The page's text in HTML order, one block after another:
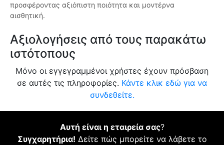
προσφέροντας αξιόπιστη ποιότητα και μοντέρνα
αισθητική.
Αξιολογήσεις από τους παρακάτω
ιστότοπους
Μόνο οι εγγεγραμμένοι χρήστες έχουν πρόσβαση
σε αυτές τις πληροφορίες. Κάντε κλικ εδώ για να
συνδεθείτε.
Αυτή είναι η εταιρεία σας?
Συγχαρητήρια! Δείτε πώς μπορείτε να λάβετε το